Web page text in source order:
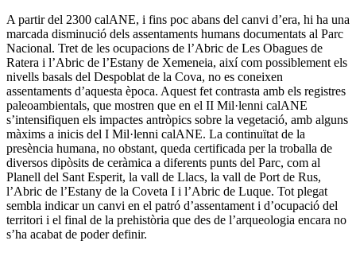
A partir del 2300 calANE, i fins poc abans del canvi d’era, hi ha una
marcada disminució dels assentaments humans documentats al Parc
Nacional. Tret de les ocupacions de l’Abric de Les Obagues de
Ratera i l’Abric de l’Estany de Xemeneia, així com possiblement els
nivells basals del Despoblat de la Cova, no es coneixen
assentaments d’aquesta època. Aquest fet contrasta amb els registres
paleoambientals, que mostren que en el II Mil·lenni calANE
s’intensifiquen els impactes antròpics sobre la vegetació, amb alguns
màxims a inicis del I Mil·lenni calANE. La continuïtat de la
presència humana, no obstant, queda certificada per la troballa de
diversos dipòsits de ceràmica a diferents punts del Parc, com al
Planell del Sant Esperit, la vall de Llacs, la vall de Port de Rus,
l’Abric de l’Estany de la Coveta I i l’Abric de Luque. Tot plegat
sembla indicar un canvi en el patró d’assentament i d’ocupació del
territori i el final de la prehistòria que des de l’arqueologia encara no
s’ha acabat de poder definir.